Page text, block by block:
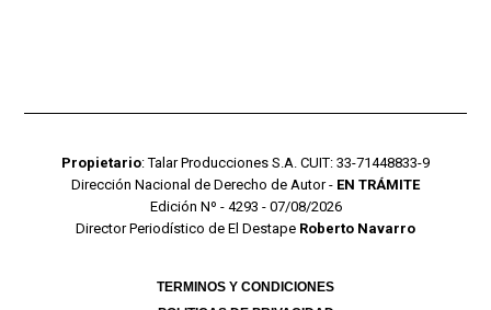
Propietario: Talar Producciones S.A. CUIT: 33-71448833-9
Dirección Nacional de Derecho de Autor - EN TRÁMITE
Edición Nº - 4293 - 07/08/2026
Director Periodístico de El Destape Roberto Navarro
TERMINOS Y CONDICIONES